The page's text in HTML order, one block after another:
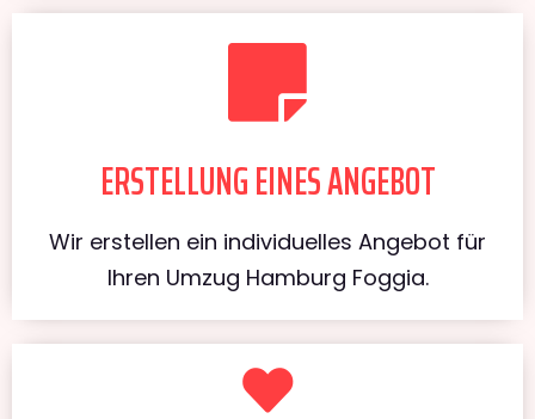
ERSTELLUNG EINES ANGEBOT
Wir erstellen ein individuelles Angebot für
Ihren Umzug Hamburg Foggia.